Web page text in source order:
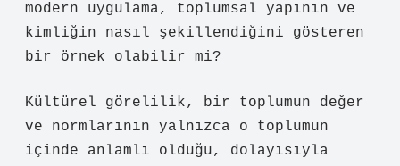
modern uygulama, toplumsal yapının ve
kimliğin nasıl şekillendiğini gösteren
bir örnek olabilir mi?
Kültürel görelilik, bir toplumun değer
ve normlarının yalnızca o toplumun
içinde anlamlı olduğu, dolayısıyla